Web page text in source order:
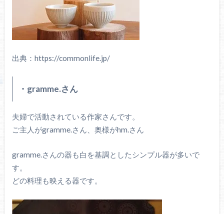
出典：https://commonlife.jp/
・gramme.さん
夫婦で活動されている作家さんです。
ご主人がgramme.さん、奥様がhm.さん
gramme.さんの器も白を基調としたシンプル器が多いで
す。
どの料理も映える器です。